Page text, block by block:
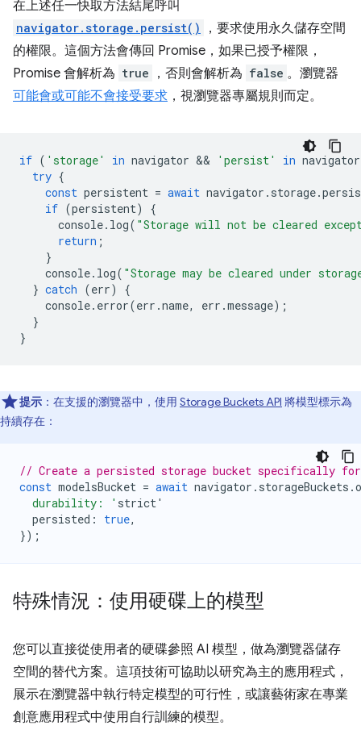
在上述任一快取方法結尾呼叫
navigator.storage.persist()
，要求使用永久儲存空間
的權限。這個方法會傳回 Promise，如果已授予權限，
Promise 會解析為 true ，否則會解析為 false 。瀏覽器
可能會或可能不會接受要求 ，視瀏覽器專屬規則而定。
if ( 'storage' in navigator && 'persist' in navigator
try {
const persistent = await navigator . storage.
if (persistent)
{
console. log( "Storage will not be cleared
return ;
}
console. log( "Storage may be cleared under
} catch (err)
{
console. error(err .name, err .message);
}
}
提示 ：在支援的瀏覽器中，使用 Storage Buckets API 將模型標示為
持續存在：
// Create a persisted storage bucket specifically for
const modelsBucket = await navigator . storageBuckets .
  durability: '
strict'
persisted : true,
});
特殊情況：使用硬碟上的模型
您可以直接從使用者的硬碟參照 AI 模型，做為瀏覽器儲存
空間的替代方案。這項技術可協助以研究為主的應用程式，
展示在瀏覽器中執行特定模型的可行性，或讓藝術家在專業
創意應用程式中使用自行訓練的模型。